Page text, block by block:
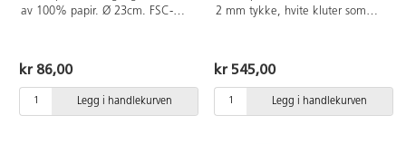
av 100% papir. Ø 23cm. FSC-
kr 86,00
Legg i handlekurven
2 mm tykke, hvite kluter som
resultat får du med tekstilmaling
eller tekstiltusjer, som fikseres for
deretter å bli vannfast.
kr 545,00
Legg i handlekurven